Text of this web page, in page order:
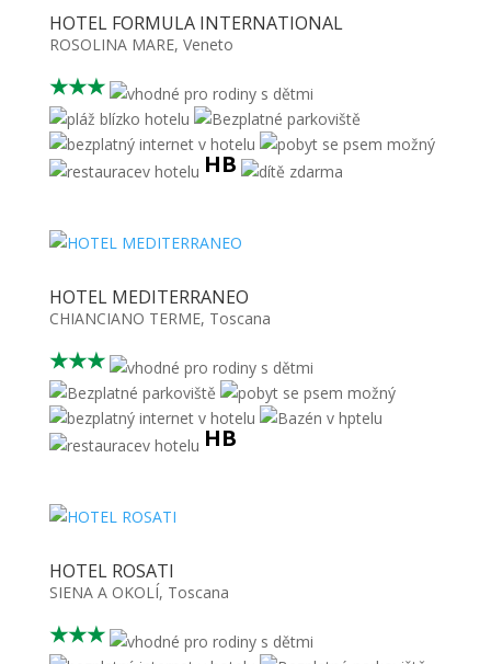
HOTEL FORMULA INTERNATIONAL
ROSOLINA MARE, Veneto
★★★
HB
HOTEL MEDITERRANEO
CHIANCIANO TERME, Toscana
★★★
HB
HOTEL ROSATI
SIENA A OKOLÍ, Toscana
★★★